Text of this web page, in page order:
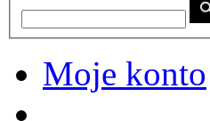
Moje konto